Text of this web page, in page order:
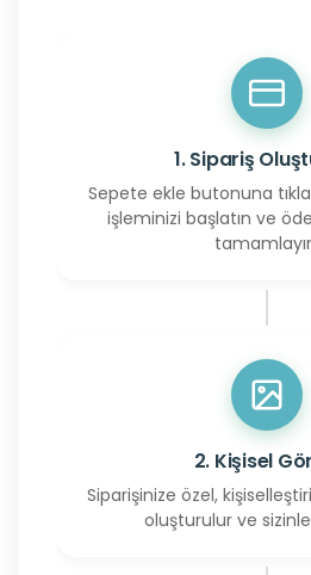
1. Sipariş
Sepete ekle butonuna
işleminizi başlatın ve
2. Kişisel
Siparişinize özel,
oluşturulur ve sizinle